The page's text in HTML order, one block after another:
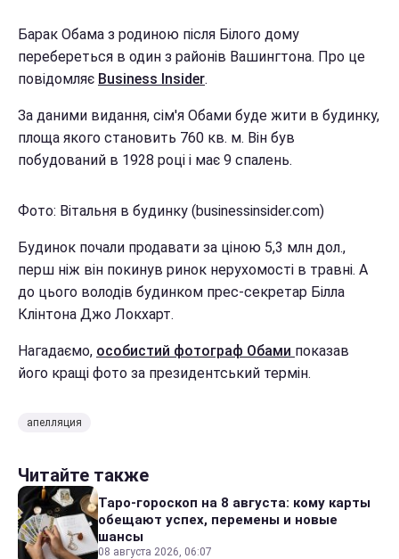
Барак Обама з родиною після Білого дому
перебереться в один з районів Вашингтона. Про це
повідомляє Business Insider.
За даними видання, сім'я Обами буде жити в будинку,
площа якого становить 760 кв. м. Він був
побудований в 1928 році і має 9 спалень.
Фото: Вітальня в будинку (businessinsider.com)
Будинок почали продавати за ціною 5,3 млн дол.,
перш ніж він покинув ринок нерухомості в травні. А
до цього володів будинком прес-секретар Білла
Клінтона Джо Локхарт.
Нагадаємо, особистий фотограф Обами показав
його кращі фото за президентський термін.
апелляция
Читайте также
Таро-гороскоп на 8 августа: кому карты
обещают успех, перемены и новые
шансы
08 августа 2026, 06:07